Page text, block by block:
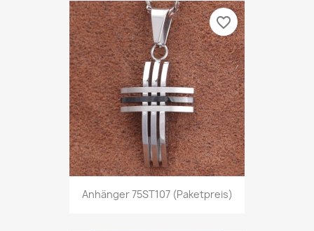
Anhänger 75ST107 (Paketpreis)
favorite_border